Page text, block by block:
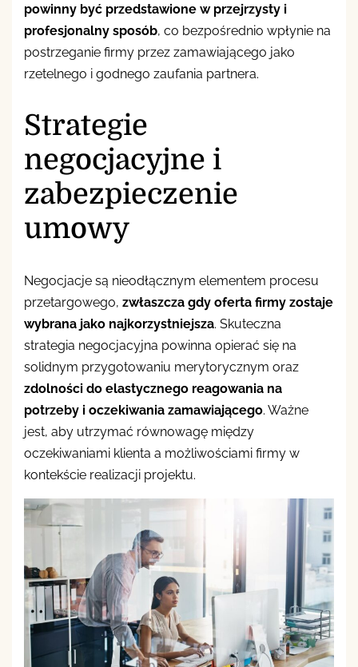
powinny być przedstawione w przejrzysty i
profesjonalny sposób, co bezpośrednio wpłynie na
postrzeganie firmy przez zamawiającego jako
rzetelnego i godnego zaufania partnera.
Strategie
negocjacyjne i
zabezpieczenie
umowy
Negocjacje są nieodłącznym elementem procesu
przetargowego, zwłaszcza gdy oferta firmy zostaje
wybrana jako najkorzystniejsza. Skuteczna
strategia negocjacyjna powinna opierać się na
solidnym przygotowaniu merytorycznym oraz
zdolności do elastycznego reagowania na
potrzeby i oczekiwania zamawiającego. Ważne
jest, aby utrzymać równowagę między
oczekiwaniami klienta a możliwościami firmy w
kontekście realizacji projektu.